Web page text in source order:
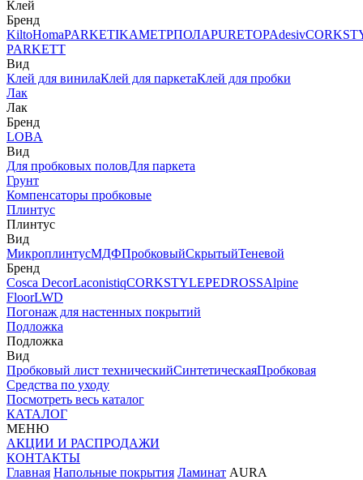
Клей
Бренд
KiltoHomaPARKETIKAМЕТРПОЛАPURETOPAdesiv
PARKETT
Вид
Клей для винилаКлей для паркетаКлей для пробки
Лак
Лак
Бренд
LOBA
Вид
Для пробковых половДля паркета
Грунт
Компенсаторы пробковые
Плинтус
Плинтус
Вид
МикроплинтусМДФПробковыйСкрытыйТеневой
Бренд
Cosca DecorLaconistiqCORKSTYLEPEDROSSAlpine
FloorLWD
Погонаж для настенных покрытий
Подложка
Подложка
Вид
Пробковый лист техническийСинтетическаяПробковая
Средства по уходу
Посмотреть весь каталог
КАТАЛОГ
МЕНЮ
АКЦИИ И РАСПРОДАЖИ
КОНТАКТЫ
Главная Напольные покрытия Ламинат AURA